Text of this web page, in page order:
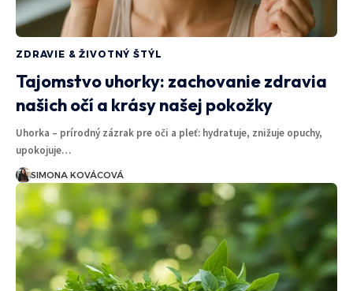
ZDRAVIE & ŽIVOTNÝ ŠTÝL
Tajomstvo uhorky: zachovanie zdravia
našich očí a krásy našej pokožky
Uhorka – prírodný zázrak pre oči a pleť: hydratuje, znižuje opuchy,
upokojuje…
SIMONA KOVÁCOVÁ